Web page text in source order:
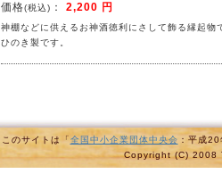
価格(税込) ： 2,200 円
神棚などに供えるお神酒徳利にさして飾る縁起物
ひのき製です。
このサイトは「全国中小企業団体中央会 ：平成
Copyright (C) 2008